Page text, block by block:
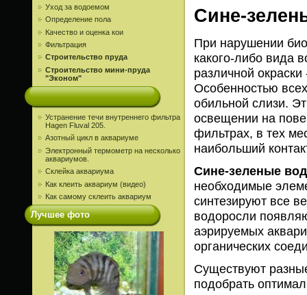
Уход за водоемом
Определение пола
Качество и оценка кои
Фильтрация
Строительство пруда
Строительство мини-пруда
"Эконом"
Устранение течи внутреннего фильтра
Hagen Fluval 205.
Азотный цикл в аквариуме
Электронный термометр на несколько
аквариумов.
Склейка аквариума
Как клеить аквариум (видео)
Как самому склеить аквариум
Лучшее фото
Сине-
При нарушении
какого-либо вида
различной
Особенностью
обильной слизи.
освещении на
фильтрах, в тех
наибольший
Сине-зеленые
необходимые
синтезируют все
водоросли
аэрируемых
органических
Существуют
подобрать